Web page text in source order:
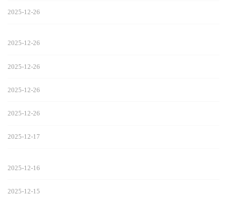
2025-12-26
2025-12-26
2025-12-26
2025-12-26
2025-12-26
2025-12-17
2025-12-16
2025-12-15